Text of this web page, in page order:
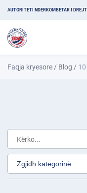
AUTORITETI NDËRKOMBËTAR I
Faqja kryesore / Blog /